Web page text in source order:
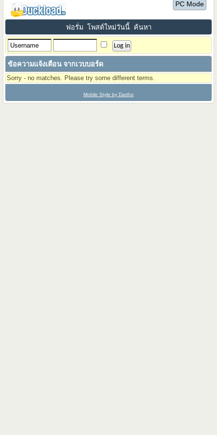
PC Mode
ฟอรั่ม โพสต์ใหม่วันนี้ ค้นหา
ข้อความแจ้งเตือน จากเวบบอร์ด
Sorry - no matches. Please try some different terms.
Mobile Style by Dartho